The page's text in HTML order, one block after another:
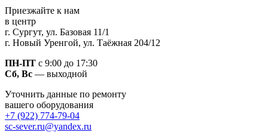
Приезжайте к нам
в центр
г. Сургут, ул. Базовая 11/1
г. Новый Уренгой, ул. Таёжная 204/12
ПН-ПТ с 9:00 до 17:30
Сб, Вс — выходной
Уточнить данные по ремонту
вашего оборудования
+7 (922) 774-79-04
sc-sever.ru@yandex.ru